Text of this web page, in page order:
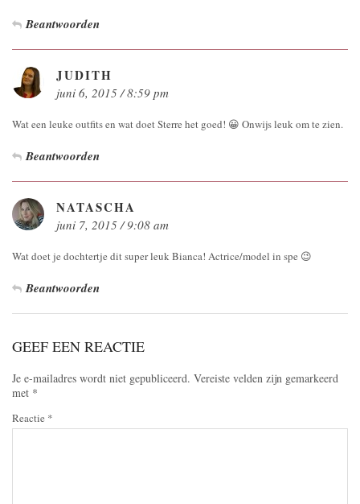
Beantwoorden
JUDITH
juni 6, 2015 / 8:59 pm
Wat een leuke outfits en wat doet Sterre het goed! 😀 Onwijs leuk om te zien.
Beantwoorden
NATASCHA
juni 7, 2015 / 9:08 am
Wat doet je dochtertje dit super leuk Bianca! Actrice/model in spe 😉
Beantwoorden
GEEF EEN REACTIE
Je e-mailadres wordt niet gepubliceerd. Vereiste velden zijn gemarkeerd
met *
Reactie *